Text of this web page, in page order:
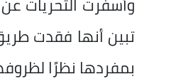
تبين أنها فقدت
بمفردها نظرًا